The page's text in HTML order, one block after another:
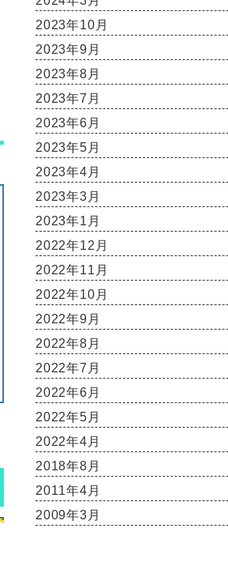
2023年10月
2023年9月
2023年8月
2023年7月
2023年6月
2023年5月
2023年4月
2023年3月
2023年1月
2022年12月
2022年11月
2022年10月
2022年9月
2022年8月
2022年7月
2022年6月
2022年5月
2022年4月
2018年8月
2011年4月
2009年3月